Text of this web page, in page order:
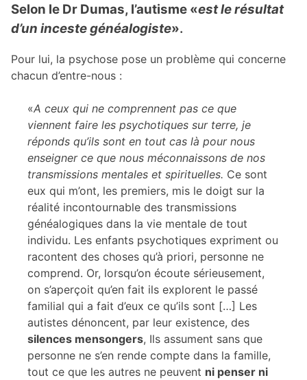
Selon le Dr Dumas, l’autisme «est le résultat
d’un inceste généalogiste».
Pour lui, la psychose pose un problème qui concerne
chacun d’entre-nous :
«A ceux qui ne comprennent pas ce que
viennent faire les psychotiques sur terre, je
réponds qu’ils sont en tout cas là pour nous
enseigner ce que nous méconnaissons de nos
transmissions mentales et spirituelles. Ce sont
eux qui m’ont, les premiers, mis le doigt sur la
réalité incontournable des transmissions
généalogiques dans la vie mentale de tout
individu. Les enfants psychotiques expriment ou
racontent des choses qu’à priori, personne ne
comprend. Or, lorsqu’on écoute sérieusement,
on s’aperçoit qu’en fait ils explorent le passé
familial qui a fait d’eux ce qu’ils sont […] Les
autistes dénoncent, par leur existence, des
silences mensongers, Ils assument sans que
personne ne s’en rende compte dans la famille,
tout ce que les autres ne peuvent ni penser ni